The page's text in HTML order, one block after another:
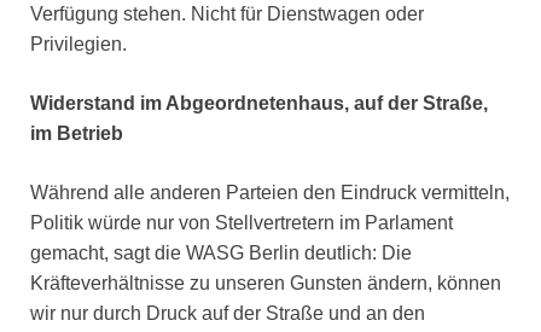
Verfügung stehen. Nicht für Dienstwagen oder
Privilegien.
Widerstand im Abgeordnetenhaus, auf der Straße,
im Betrieb
Während alle anderen Parteien den Eindruck vermitteln,
Politik würde nur von Stellvertretern im Parlament
gemacht, sagt die WASG Berlin deutlich: Die
Kräfteverhältnisse zu unseren Gunsten ändern, können
wir nur durch Druck auf der Straße und an den